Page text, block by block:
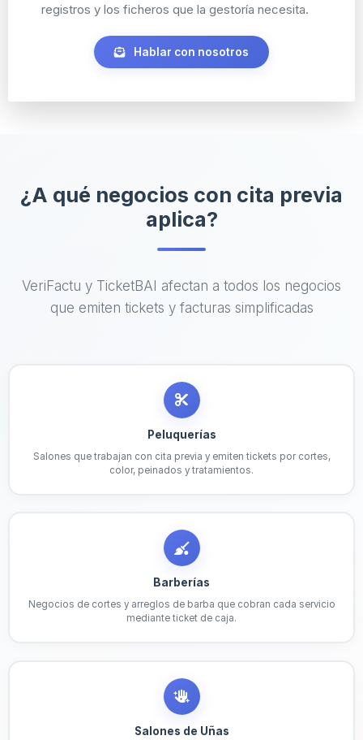
registros y los ficheros que la gestoría necesita.
Hablar con nosotros
¿A qué negocios con cita previa
aplica?
VeriFactu y TicketBAI afectan a todos los negocios
que emiten tickets y facturas simplificadas
Peluquerías
Salones que trabajan con cita previa y emiten tickets por cortes,
color, peinados y tratamientos.
Barberías
Negocios de cortes y arreglos de barba que cobran cada servicio
mediante ticket de caja.
Salones de Uñas